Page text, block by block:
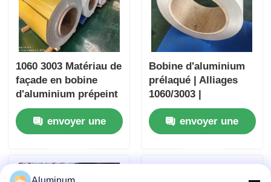
1060 3003 Matériau de
façade en bobine
d'aluminium prépeint
pour la construction
envoyer une
Bobine d'aluminium
prélaqué | Alliages
1060/3003 |
Revêtement PE/PVDF
| Spécialisé pour
toitures / murs
envoyer une